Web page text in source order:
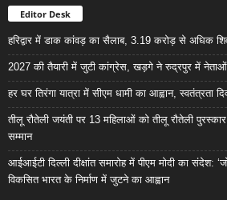
Editor Desk
हरिद्वार में डाक कांवड़ का सैलाब, 3.19 करोड़ से अधिक
2027 की तैयारी में जुटी कांग्रेस, खड़गे ने रुद्रपुर में
हर घर तिरंगा यात्रा में सीएम धामी का आह्वान, स्वतंत्रता
तीलू रौतेली जयंती पर 13 महिलाओं को तीलू रौतेली
सम्मान
आईआईटी दिल्ली दीक्षांत समारोह में पीएम मोदी का संदेश:
विकसित भारत के निर्माण में जुटने का आह्वान